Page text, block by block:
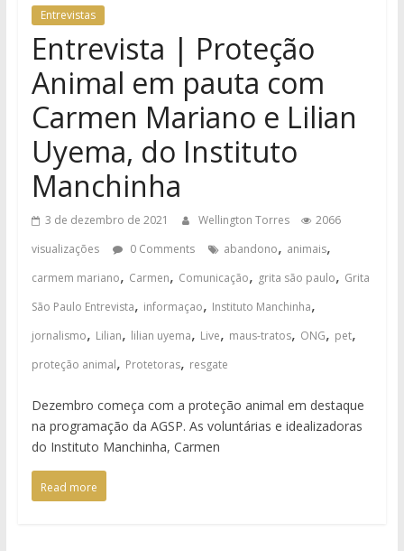
Entrevistas
Entrevista | Proteção
Animal em pauta com
Carmen Mariano e Lilian
Uyema, do Instituto
Manchinha
3 de dezembro de 2021 Wellington Torres
2066
visualizações
0 Comments abandono, animais,
carmem mariano, Carmen, Comunicação, grita são paulo, Grita
São Paulo Entrevista, informaçao, Instituto Manchinha,
jornalismo, Lilian, lilian uyema, Live, maus-tratos, ONG, pet,
proteção animal, Protetoras, resgate
Dezembro começa com a proteção animal em destaque
na programação da AGSP. As voluntárias e idealizadoras
do Instituto Manchinha, Carmen
Read more